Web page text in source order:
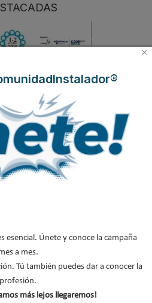
2026 perfila un
a
boletines
EMAIL TODA LA
SECTOR
×
esencial. Únete y conoce la campaña
a mes.
Tú también puedes dar a conocer la
profesión.
más lejos llegaremos!